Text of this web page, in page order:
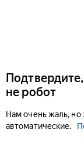
не робот
Нам очень жаль, но
автоматические.